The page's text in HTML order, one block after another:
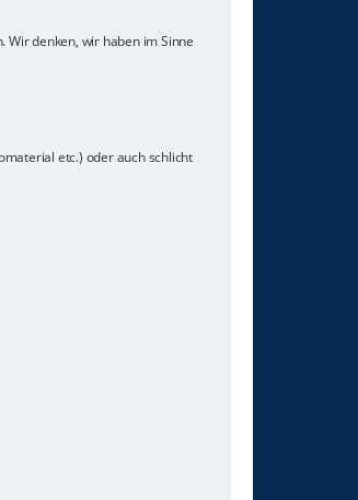
denken, wir haben im Sinne
etc.) oder auch schlicht